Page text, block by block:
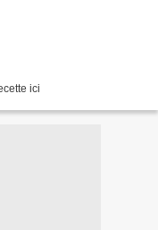
ici